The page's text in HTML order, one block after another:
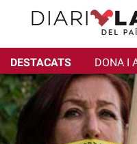
DESTACATS DONA I